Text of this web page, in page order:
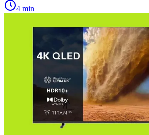
4 min